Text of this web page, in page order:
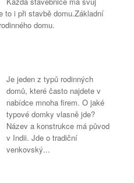
to i při stavbě domu.Základní
domu.
Je jeden z typů rodinných
domů, které často najdete v
nabídce mnoha firem. O jaké
typové domky vlasně jde?
Název a konstrukce má původ
v Indii. Jde o tradiční
venkovský...